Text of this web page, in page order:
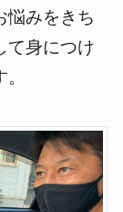
悩みをきち
て身につけ